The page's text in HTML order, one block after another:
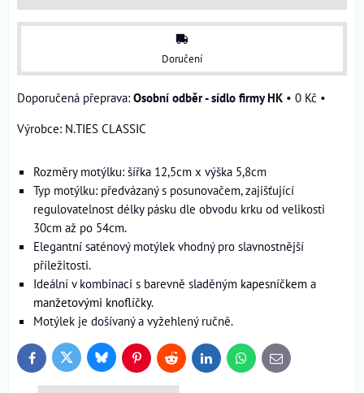
Doručení
Osobní odběr - sídlo firmy HK • 0 Kč •
Výrobce: N.TIES CLASSIC
Rozměry motýlku: šířka 12,5cm x výška 5,8cm
Typ motýlku: předvázaný s posunovačem, zajišťující
regulovatelnost délky pásku dle obvodu krku od velikosti
30cm až po 54cm.
Elegantní saténový motýlek vhodný pro slavnostnější
příležitosti.
Ideální v kombinaci s barevně sladěným kapesníčkem a
manžetovými knoflíčky.
Motýlek je došívaný a vyžehlený ručně.
FacebookTwitter BlueskyPinterestReddit LinkedInWhatsApp
E-
mail